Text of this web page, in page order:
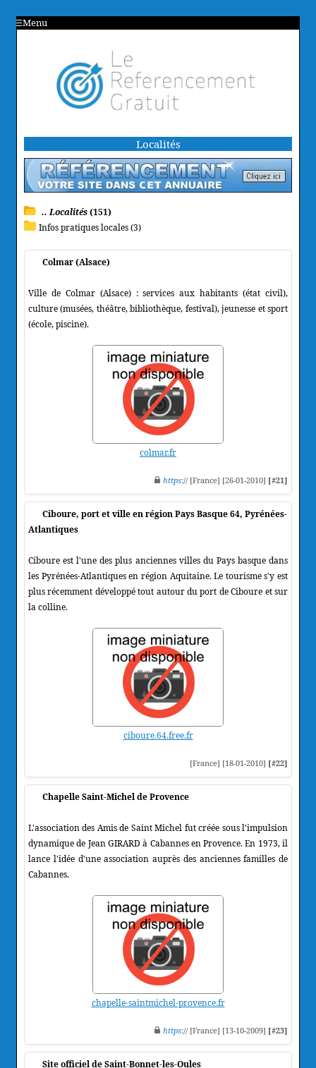
Menu
Localités
.. Localités(151)
Infos pratiques locales (3)
Colmar (Alsace)
Ville de Colmar (Alsace) : services aux habitants (état civil),
culture (musées, théâtre, bibliothèque, festival), jeunesse et sport
(école, piscine).
colmar.fr
https:// [France] [26-01-2010] [#21]
Ciboure, port et ville en région Pays Basque 64, Pyrénées-
Atlantiques
Ciboure est l'une des plus anciennes villes du Pays basque dans
les Pyrénées-Atlantiques en région Aquitaine. Le tourisme s'y est
plus récemment développé tout autour du port de Ciboure et sur
la colline.
ciboure.64.free.fr
[France] [18-01-2010] [#22]
Chapelle Saint-Michel de Provence
L'association des Amis de Saint Michel fut créée sous l'impulsion
dynamique de Jean GIRARD à Cabannes en Provence. En 1973, il
lance l'idée d'une association auprès des anciennes familles de
Cabannes.
chapelle-saintmichel-provence.fr
https:// [France] [13-10-2009] [#23]
Site officiel de Saint-Bonnet-les-Oules